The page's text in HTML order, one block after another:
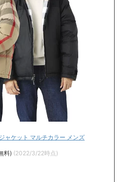
ャケット マルチカラー メンズ
料) (2022/3/22時点)